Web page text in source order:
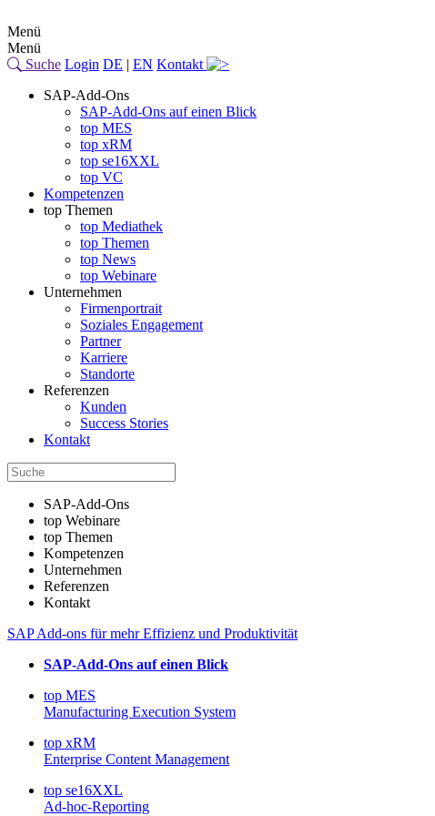
Menü
Menü
Suche Login DE | EN Kontakt
SAP-Add-Ons
SAP-Add-Ons auf einen Blick
top MES
top xRM
top se16XXL
top VC
Kompetenzen
top Themen
top Mediathek
top Themen
top News
top Webinare
Unternehmen
Firmenportrait
Soziales Engagement
Partner
Karriere
Standorte
Referenzen
Kunden
Success Stories
Kontakt
SAP-Add-Ons
top Webinare
top Themen
Kompetenzen
Unternehmen
Referenzen
Kontakt
SAP Add-ons für mehr Effizienz und Produktivität
SAP-Add-Ons auf einen Blick
top MES
Manufacturing Execution System
top xRM
Enterprise Content Management
top se16XXL
Ad-hoc-Reporting